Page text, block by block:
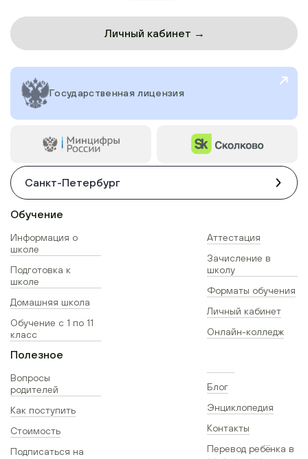
Личный кабинет →
Государственная лицензия
Санкт-Петербург
Обучение
Информация о
школе
Подготовка к
школе
Домашняя школа
Обучение с 1 по 11
класс
Аттестация
Зачисление в
школу
Форматы обучения
Личный кабинет
Онлайн-колледж
Полезное
Вопросы
родителей
Как поступить
Стоимость
Подписаться на
Блог
Энциклопедия
Контакты
Перевод ребёнка в